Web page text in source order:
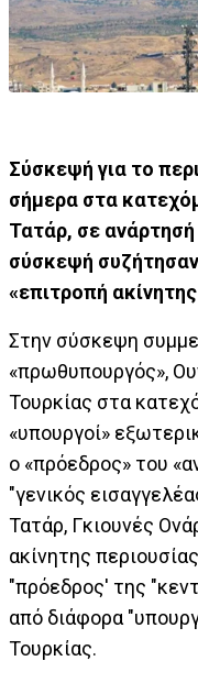
Σύσκεψή για το
σήμερα στα
Τατάρ, σε
σύσκεψή
«επιτροπή
Στην σύσκεψη
«πρωθυπουργός»,
Τουρκίας στα
«υπουργοί»
ο «πρόεδρος» του
"γενικός
Τατάρ, Γκιουνές
ακίνητης
"πρόεδρος' της
από διάφορα
Τουρκίας.